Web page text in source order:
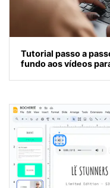
Tutorial passo a
fundo aos vídeos